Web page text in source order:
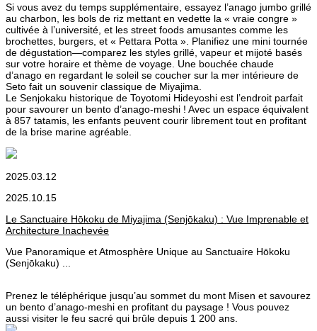
Si vous avez du temps supplémentaire, essayez l’anago jumbo grillé
au charbon, les bols de riz mettant en vedette la « vraie congre »
cultivée à l’université, et les street foods amusantes comme les
brochettes, burgers, et « Pettara Potta ». Planifiez une mini tournée
de dégustation—comparez les styles grillé, vapeur et mijoté basés
sur votre horaire et thème de voyage. Une bouchée chaude
d’anago en regardant le soleil se coucher sur la mer intérieure de
Seto fait un souvenir classique de Miyajima.
Le Senjokaku historique de Toyotomi Hideyoshi est l’endroit parfait
pour savourer un bento d’anago-meshi ! Avec un espace équivalent
à 857 tatamis, les enfants peuvent courir librement tout en profitant
de la brise marine agréable.
2025.03.12
2025.10.15
Le Sanctuaire Hōkoku de Miyajima (Senjōkaku) : Vue Imprenable et
Architecture Inachevée
Vue Panoramique et Atmosphère Unique au Sanctuaire Hōkoku
(Senjōkaku) ...
Prenez le téléphérique jusqu’au sommet du mont Misen et savourez
un bento d’anago-meshi en profitant du paysage ! Vous pouvez
aussi visiter le feu sacré qui brûle depuis 1 200 ans.